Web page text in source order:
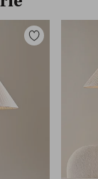
Toevoegen